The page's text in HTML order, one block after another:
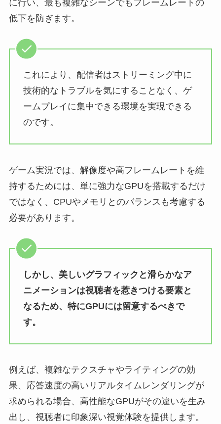
に行い、最も複雑なシーンでもフレームレートの
低下を防ぎます。
これにより、配信者はストリーミング中に
技術的なトラブルを気にすることなく、ゲ
ームプレイに集中できる環境を実現できる
のです。
ゲーム実況では、解像度や高フレームレートを維
持するためには、単に強力なGPUを搭載するだけ
ではなく、CPUやメモリとのバランスも考慮する
必要があります。
しかし、美しいグラフィックと滑らかなア
ニメーションは視聴者を惹きつける要素と
なるため、特にGPUには留意するべきで
す。
例えば、複雑なテクスチャやライティングの効
果、応答速度の高いリアルタイムレンダリングが
求められる場合、高性能なGPUがその違いを生み
出し、視聴者に印象深い視覚体験を提供します。